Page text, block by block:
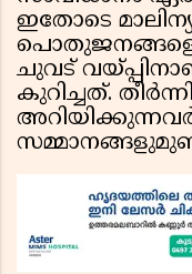
ഇതോടെ
ചുവട്
കുറിച്ചത്.